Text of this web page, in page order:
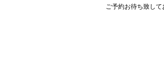
ご予約お待ち致して